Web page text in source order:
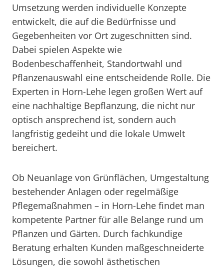
Umsetzung werden individuelle Konzepte
entwickelt, die auf die Bedürfnisse und
Gegebenheiten vor Ort zugeschnitten sind.
Dabei spielen Aspekte wie
Bodenbeschaffenheit, Standortwahl und
Pflanzenauswahl eine entscheidende Rolle. Die
Experten in Horn-Lehe legen großen Wert auf
eine nachhaltige Bepflanzung, die nicht nur
optisch ansprechend ist, sondern auch
langfristig gedeiht und die lokale Umwelt
bereichert.
Ob Neuanlage von Grünflächen, Umgestaltung
bestehender Anlagen oder regelmäßige
Pflegemaßnahmen – in Horn-Lehe findet man
kompetente Partner für alle Belange rund um
Pflanzen und Gärten. Durch fachkundige
Beratung erhalten Kunden maßgeschneiderte
Lösungen, die sowohl ästhetischen